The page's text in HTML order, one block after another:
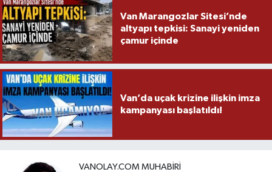
Van Marangozlar Sitesi’nde
altyapı tepkisi: Sanayi yeniden
çamur içinde
Van’da uçak krizine ilişkin imza
kampanyası başlatıldı!
VANOLAY.COM MUHABIRI